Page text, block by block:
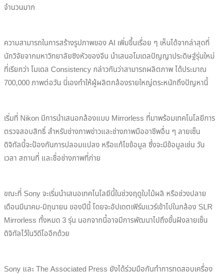
จำนวนมาก
ความสามารถในการสร้างรูปภาพของ AI เพิ่มขึ้นเรื่อย ๆ เห็นได้จากล่าสุดที่
นักวิจัยจากมหาวิทยาลัยซิงหัวของจีน นำเสนอโมเดลปัญญาประดิษฐ์รุ่นใหม่
ที่เรียกว่า โมเดล Consistency กล่าวกันว่าสามารถผลิตภาพ ได้ประมาณ
700,000 ภาพต่อวัน นี่เองทำให้ผู้ผลิตกล้องรายใหญ่ตระหนักถึงปัญหานี้
เริ่มที่ Nikon มีการนำเสนอกล้องแบบ Mirrorless ที่มาพร้อมเทคโนโลยีการ
ตรวจสอบสิทธิ์ สำหรับช่างภาพข่าวและช่างภาพมืออาชีพอื่น ๆ ลายเซ็น
ดิจิทัลนี้จะป้องกันการปลอมแปลง หรือแก้ไขข้อมูล ซึ่งจะมีข้อมูลเช่น วัน
เวลา สถานที่ และชื่อช่างภาพที่ภ่าย
ขณะที่ Sony จะเริ่มนำเสนอเทคโนโลยีนี้ในช่วงฤดูใบไม้ผลิ หรือช่วงปลาย
เดือนมีนาคม-มิถุนายน ของปีนี้ โดยจะอัปเดตเฟิร์มแวร์เข้าไปในกล้อง SLR
Mirrorless ทั้งหมด 3 รุ่น นอกจากนี้อาจมีการพัฒนาไปถึงขั้นฝังลายเซ็น
ดิจิทัลไว้ในวิดีโออีกด้วย
Sony และ The Associated Press ยังได้ร่วมมือกันทำการทดสอบเครื่อง